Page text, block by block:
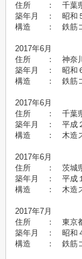
住所 ： 千
築年月 ：
構造 ： 鉄
2017年6月
住所 ： 神奈
築年月
構造 ： 鉄
2017年6月
住所 ： 千
築年月 ：
構造 ： 木造
2017年6月
住所 ： 茨
築年月 ：
構造 ： 木造
2017年7月
住所 ： 東京
築年月
構造 ： 鉄